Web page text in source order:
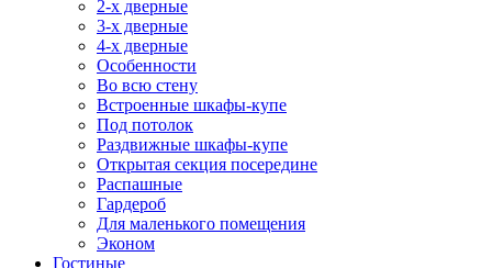
2-х дверные
3-х дверные
4-х дверные
Особенности
Во всю стену
Встроенные шкафы-купе
Под потолок
Раздвижные шкафы-купе
Открытая секция посередине
Распашные
Гардероб
Для маленького помещения
Эконом
Гостиные